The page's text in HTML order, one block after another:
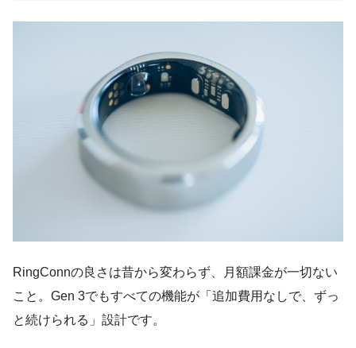
RingConnの良さは昔から変わらず、月額課金が一切ない
こと。Gen 3でもすべての機能が「追加費用なしで、ずっ
と続けられる」設計です。